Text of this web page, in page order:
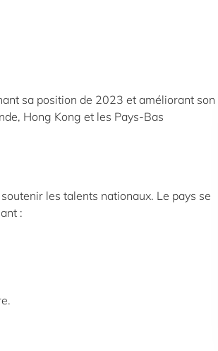
sa position de 2023 et améliorant son
Hong Kong et les Pays-Bas
les talents nationaux. Le pays se
: